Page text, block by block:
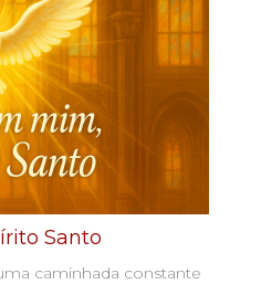
Santo
caminhada constante